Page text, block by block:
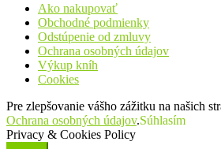
Ako nakupovať
Obchodné podmienky
Odstúpenie od zmluvy
Ochrana osobných údajov
Výkup kníh
Cookies
Pre zlepšovanie vášho zážitku na našich
Ochrana osobných údajov.Súhlasím
Privacy & Cookies Policy